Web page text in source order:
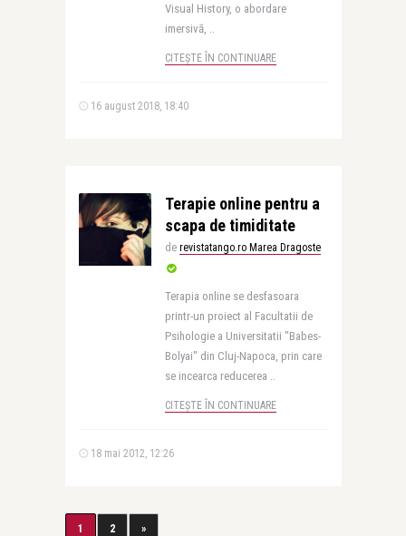
Visual History, o abordare
imersivă, ..
CITEȘTE ÎN CONTINUARE
16 august 2018, 18:40
Terapie online pentru a
scapa de timiditate
de revistatango.ro Marea Dragoste
Terapia online se desfasoara
printr-un proiect al Facultatii de
Psihologie a Universitatii "Babes-
Bolyai" din Cluj-Napoca, prin care
se incearca reducerea ..
CITEȘTE ÎN CONTINUARE
18 mai 2012, 12:26
1 2 »